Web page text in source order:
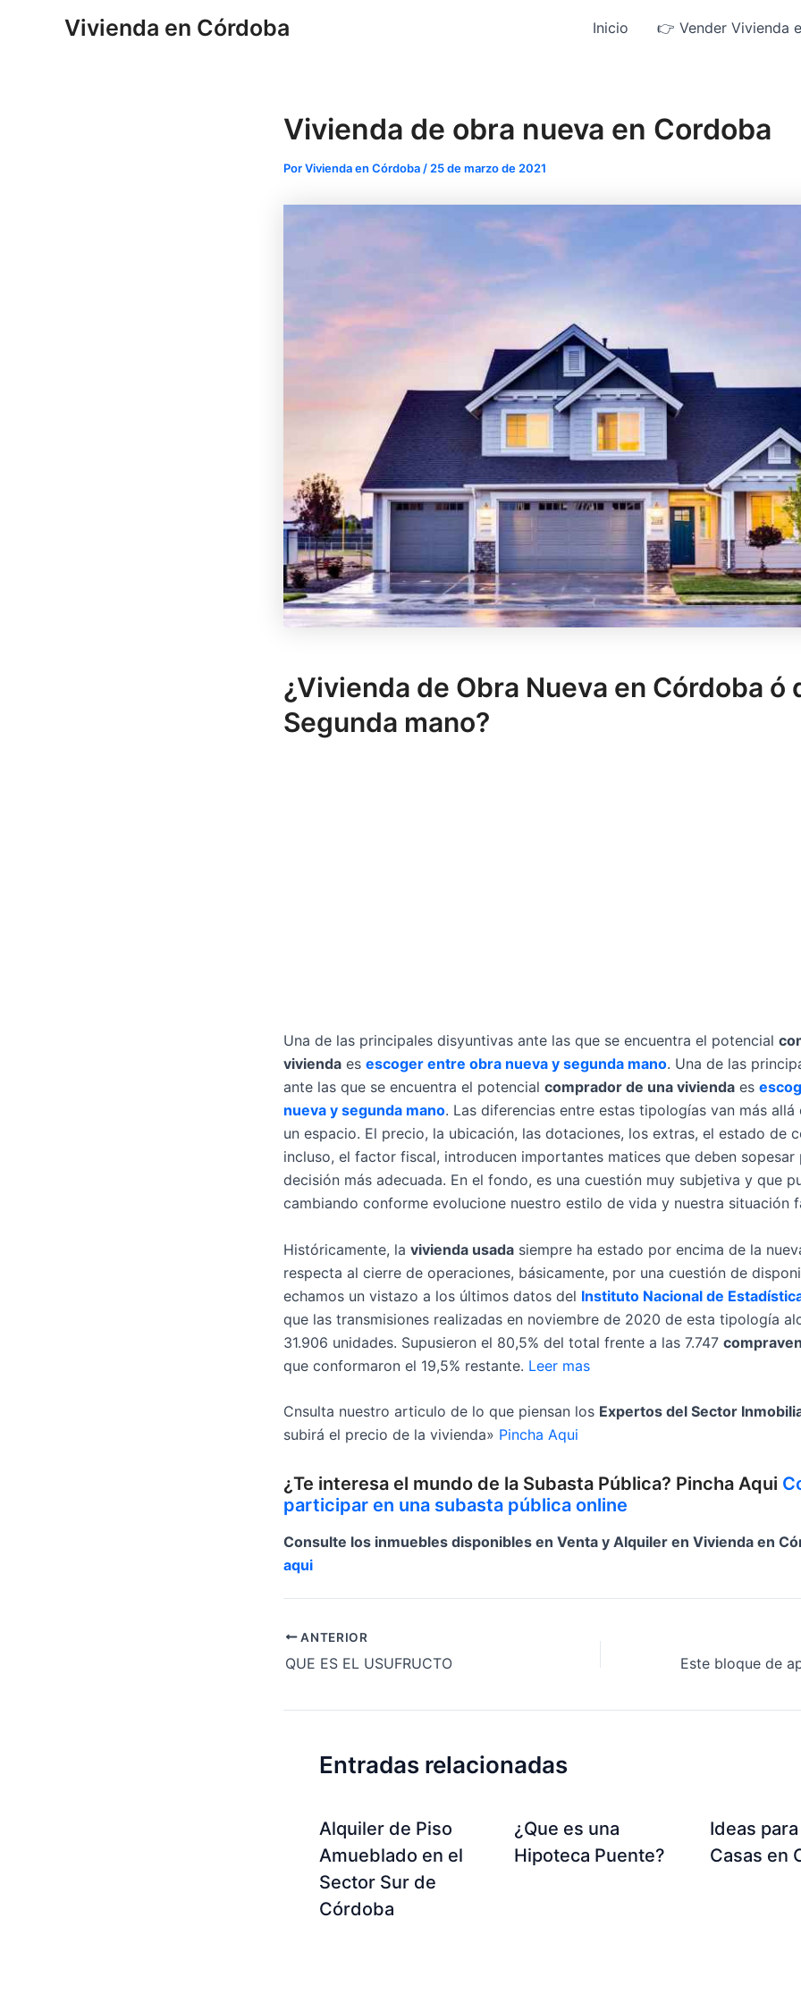
Vivienda en Córdoba Inicio 👉 Vender Vivienda
Vivienda de obra nueva en Cordoba
PorVivienda en Córdoba / 25 de marzo de 2021
¿Vivienda de Obra Nueva en Córdoba ó
Segunda mano?
Una de las principales disyuntivas ante las que se encuentra el potencial
vivienda es escoger entre obra nueva y segunda mano. Una de las
ante las que se encuentra el potencial comprador de una vivienda es
nueva y segunda mano. Las diferencias entre estas tipologías van más
un espacio. El precio, la ubicación, las dotaciones, los extras, el estado de
incluso, el factor fiscal, introducen importantes matices que deben sopesar
decisión más adecuada. En el fondo, es una cuestión muy subjetiva y que
cambiando conforme evolucione nuestro estilo de vida y nuestra situación
Históricamente, la vivienda usada siempre ha estado por encima de la
respecta al cierre de operaciones, básicamente, por una cuestión de
echamos un vistazo a los últimos datos del Instituto Nacional de
que las transmisiones realizadas en noviembre de 2020 de esta tipología
31.906 unidades. Supusieron el 80,5% del total frente a las 7.747
que conformaron el 19,5% restante. Leer mas
Cnsulta nuestro articulo de lo que piensan los Expertos del Sector
subirá el precio de la vivienda» Pincha Aqui
¿Te interesa el mundo de la Subasta Pública? Pincha Aqui
participar en una subasta pública online
Consulte los inmuebles disponibles en Venta y Alquiler en Vivienda en
aqui
de
ANTERIOR
QUE ES EL USUFRUCTO
Entradas relacionadas
Alquiler de Piso
Amueblado en el
Sector Sur de
Córdoba
¿Que es una
Hipoteca Puente?
Ideas
Casas en